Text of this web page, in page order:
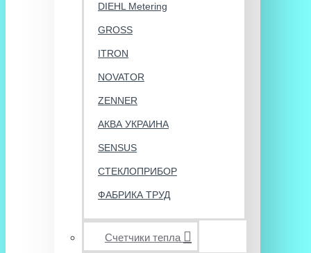
DIEHL Metering
GROSS
ITRON
NOVATOR
ZENNER
АКВА УКРАИНА
SENSUS
СТЕКЛОПРИБОР
ФАБРИКА ТРУД
Счетчики тепла